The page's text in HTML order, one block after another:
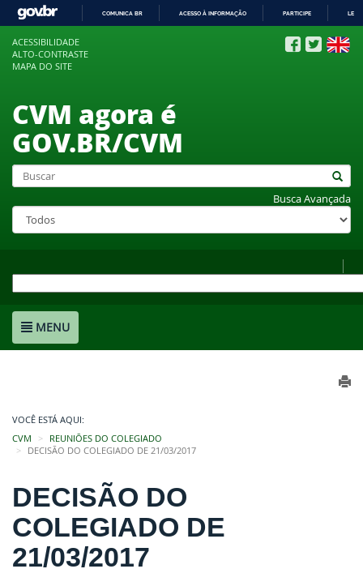
COMUNICA BR ACESSO À INFORMAÇÃO PARTICIPE
ACESSIBILIDADE
ALTO-CONTRASTE
MAPA DO SITE
CVM agora é
GOV.BR/CVM
Busca Avançada
MENU
VOCÊ ESTÁ AQUI:
CVM
REUNIÕES DO COLEGIADO
DECISÃO DO COLEGIADO DE 21/03/2017
DECISÃO DO
COLEGIADO DE
21/03/2017